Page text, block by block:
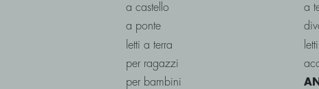
a castello
a ponte
letti a terra
per ragazzi
per bambini
a